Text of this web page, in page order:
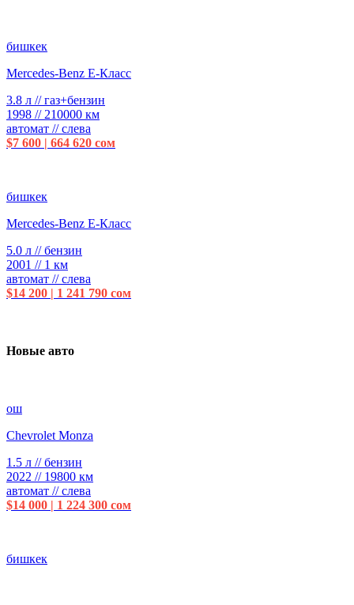
бишкек
Mercedes-Benz E-Класс
3.8 л // газ+бензин
1998 // 210000 км
автомат // слева
$7 600 | 664 620 сом
бишкек
Mercedes-Benz E-Класс
5.0 л // бензин
2001 // 1 км
автомат // слева
$14 200 | 1 241 790 сом
Новые авто
ош
Chevrolet Monza
1.5 л // бензин
2022 // 19800 км
автомат // слева
$14 000 | 1 224 300 сом
бишкек